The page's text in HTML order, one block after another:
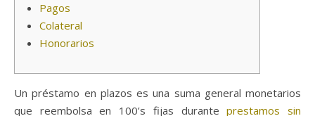
Pagos
Colateral
Honorarios
Un préstamo en plazos es una suma general monetarios
que reembolsa en 100’s fijas duranteprestamos sin